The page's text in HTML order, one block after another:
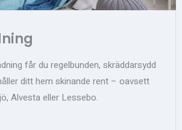
får du regelbunden, skräddarsydd
ditt hem skinande rent – oavsett
Alvesta eller Lessebo.